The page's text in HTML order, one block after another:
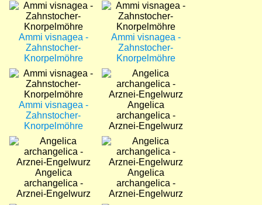
Bild
Ammi visnagea -
Zahnstocher-
Knorpelmöhre
Bild
Ammi visnagea -
Zahnstocher-
Knorpelmöhre
Bild
Ammi visnagea -
Zahnstocher-
Knorpelmöhre
Bild
Angelica
archangelica -
Arznei-Engelwurz
Bild
Angelica
archangelica -
Arznei-Engelwurz
Bild
Angelica
archangelica -
Arznei-Engelwurz